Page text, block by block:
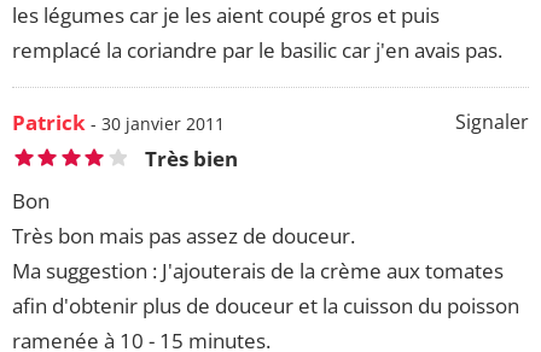
les légumes car je les aient coupé gros et puis
remplacé la coriandre par le basilic car j'en avais pas.
Signaler
Patrick - 30 janvier 2011
Très bien
Bon
Très bon mais pas assez de douceur.
Ma suggestion : J'ajouterais de la crème aux tomates
afin d'obtenir plus de douceur et la cuisson du poisson
ramenée à 10 - 15 minutes.